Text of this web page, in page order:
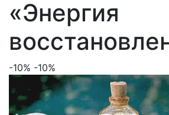
«Энергия
-10% -10%